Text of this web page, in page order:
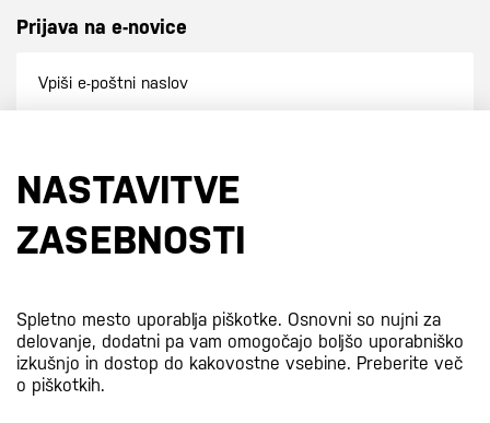
Prijava na e-novice
S prijavo na e-novice se strinjate z
NASTAVITVE
ZASEBNOSTI
Spletno mesto uporablja piškotke. Osnovni so nujni za
delovanje, dodatni pa vam omogočajo boljšo uporabniško
izkušnjo in dostop do kakovostne vsebine. Preberite več
o piškotkih.